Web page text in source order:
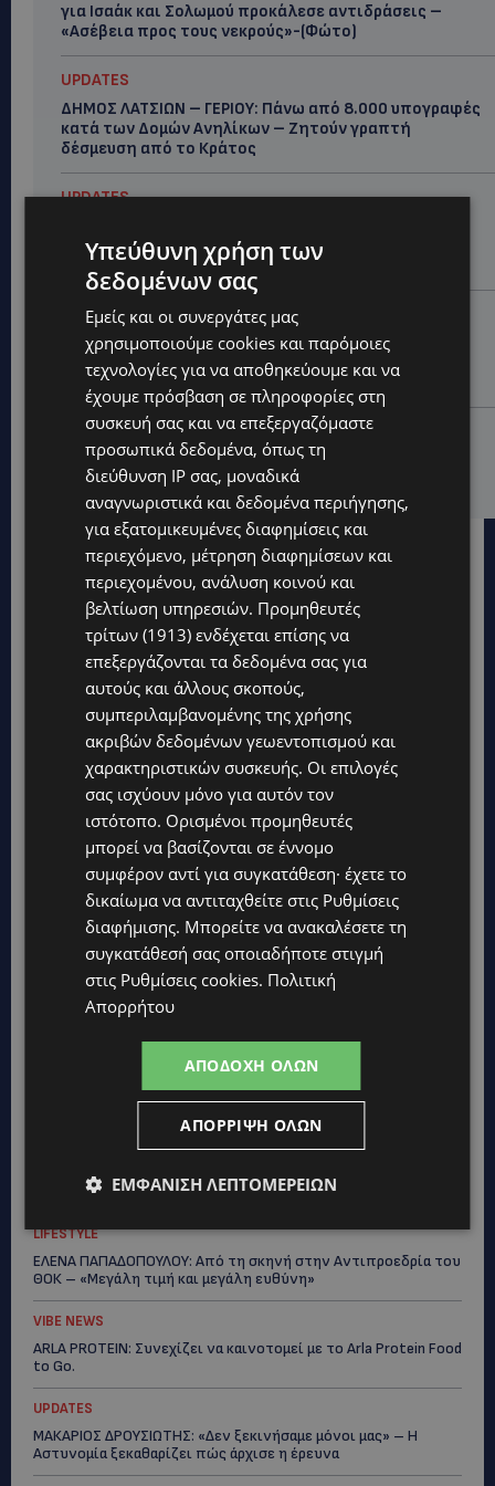
για Ισαάκ και Σολωμού προκάλεσε αντιδράσεις –
«Ασέβεια προς τους νεκρούς»-(Φώτο)
UPDATES
ΔΗΜΟΣ ΛΑΤΣΙΩΝ – ΓΕΡΙΟΥ: Πάνω από 8.000 υπογραφές
κατά των Δομών Ανηλίκων – Ζητούν γραπτή
δέσμευση από το Κράτος
UPDATES
χωριού – Μια ανάσα δροσιάς για κατοίκους και
επισκέπτες
LIFESTYLE
ΕΛΕΝΑ ΠΑΠΑΔΟΠΟΥΛΟΥ: Από τη σκηνή στην
Αντιπροεδρία του ΘΟΚ – «Μεγάλη τιμή και μεγάλη
ευθύνη»
VIBE NEWS
ARLA PROTEIN: Συνεχίζει να καινοτομεί με το Arla
Protein Food to Go.
Topics
UPDATES
ΦΕΙΔΙΑΣ ΠΑΝΑΓΙΩΤΟΥ: Η εμφάνισή του στην εκδήλωση για
Ισαάκ και Σολωμού προκάλεσε αντιδράσεις – «Ασέβεια προς
τους νεκρούς»-(Φώτο)
ΔΗΜΟΣ ΛΑΤΣΙΩΝ – ΓΕΡΙΟΥ: Πάνω από 8.000 υπογραφές κατά
των Δομών Ανηλίκων – Ζητούν γραπτή δέσμευση από το
ΑΓΙΟΣ ΙΩΑΝΝΗΣ ΠΙΤΣΙΛΙΑΣ: Ξανανοίγει η πισίνα του χωριού –
Μια ανάσα δροσιάς για κατοίκους και επισκέπτες
LIFESTYLE
ΕΛΕΝΑ ΠΑΠΑΔΟΠΟΥΛΟΥ: Από τη σκηνή στην Αντιπροεδρία του
ΘΟΚ – «Μεγάλη τιμή και μεγάλη ευθύνη»
VIBE NEWS
ARLA PROTEIN: Συνεχίζει να καινοτομεί με το Arla Protein Food
to Go.
UPDATES
ΜΑΚΑΡΙΟΣ ΔΡΟΥΣΙΩΤΗΣ: «Δεν ξεκινήσαμε μόνοι μας» – Η
Αστυνομία ξεκαθαρίζει πώς άρχισε η έρευνα
Υπεύθυνη χρήση των
δεδομένων σας
Εμείς και οι συνεργάτες μας
χρησιμοποιούμε cookies και παρόμοιες
τεχνολογίες για να αποθηκεύουμε και να
έχουμε πρόσβαση σε πληροφορίες στη
συσκευή σας και να επεξεργαζόμαστε
προσωπικά δεδομένα, όπως τη
διεύθυνση IP σας, μοναδικά
αναγνωριστικά και δεδομένα περιήγησης,
για εξατομικευμένες διαφημίσεις και
περιεχόμενο, μέτρηση διαφημίσεων και
περιεχομένου, ανάλυση κοινού και
βελτίωση υπηρεσιών. Προμηθευτές
τρίτων (1913) ενδέχεται επίσης να
επεξεργάζονται τα δεδομένα σας για
αυτούς και άλλους σκοπούς,
συμπεριλαμβανομένης της χρήσης
ακριβών δεδομένων γεωεντοπισμού και
χαρακτηριστικών συσκευής. Οι επιλογές
σας ισχύουν μόνο για αυτόν τον
ιστότοπο. Ορισμένοι προμηθευτές
μπορεί να βασίζονται σε έννομο
συμφέρον αντί για συγκατάθεση· έχετε το
δικαίωμα να αντιταχθείτε στις Ρυθμίσεις
διαφήμισης. Μπορείτε να ανακαλέσετε τη
συγκατάθεσή σας οποιαδήποτε στιγμή
στις Ρυθμίσεις cookies. Πολιτική
Απορρήτου
ΑΠΟΔΟΧΉ ΌΛΩΝ
ΑΠΌΡΡΙΨΗ ΌΛΩΝ
ΕΜΦΆΝΙΣΗ ΛΕΠΤΟΜΕΡΕΙΏΝ